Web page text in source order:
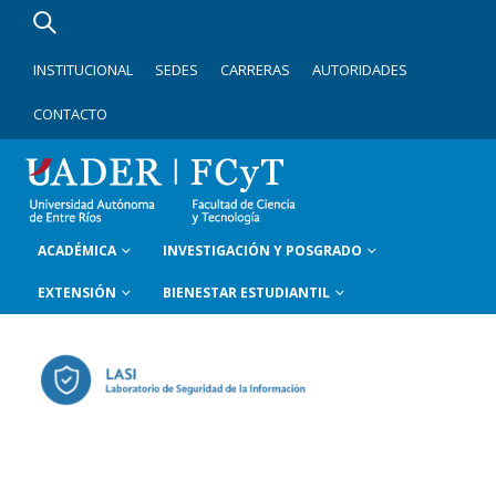
INSTITUCIONAL SEDES CARRERAS AUTORIDADES
CONTACTO
ACADÉMICA INVESTIGACIÓN Y POSGRADO
EXTENSIÓN BIENESTAR ESTUDIANTIL